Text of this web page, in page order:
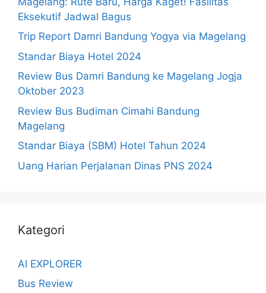
Eksekutif Jadwal Bagus
Trip Report Damri Bandung Yogya via Magelang
Standar Biaya Hotel 2024
Review Bus Damri Bandung ke Magelang Jogja
Oktober 2023
Review Bus Budiman Cimahi Bandung
Magelang
Standar Biaya (SBM) Hotel Tahun 2024
Uang Harian Perjalanan Dinas PNS 2024
Kategori
AI EXPLORER
Bus Review